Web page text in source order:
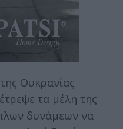
Ουκρανίας
τα μέλη της
δυνάμεων να